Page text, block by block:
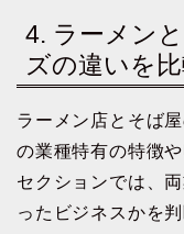
4. ラーメン
ズの違いを
ラーメン店とそば
の業種特有の特徴
セクションでは、
ったビジネスかを